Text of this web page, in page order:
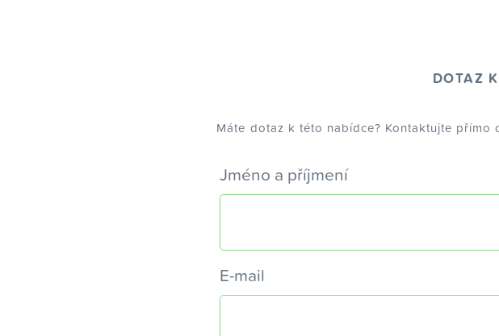
DOTAZ
Máte dotaz k této nabídce? Kontaktujte přímo
Jméno a příjmení
E-mail